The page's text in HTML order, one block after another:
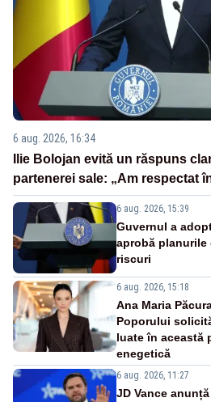
6 aug. 2026, 16:34
Ilie Bolojan evită un răspuns
partenerei sale: „Am respectat
6 aug. 2026, 15:39
Guvernul a
aprobă planurile
riscuri
6 aug. 2026, 15:18
Ana Maria
Poporului
luate în această
enegetică
6 aug. 2026, 11:27
JD Vance